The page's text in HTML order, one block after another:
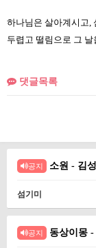
하나님은 살아계시고,
두렵고 떨림으로 그
댓글목록
공지 소원 - 김
섬기미
공지 동상이몽